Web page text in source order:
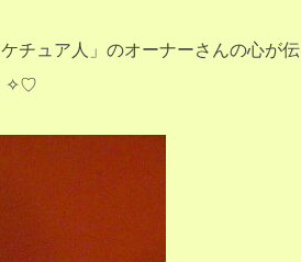
チュア人」のオーナーさんの心が伝
✧♡